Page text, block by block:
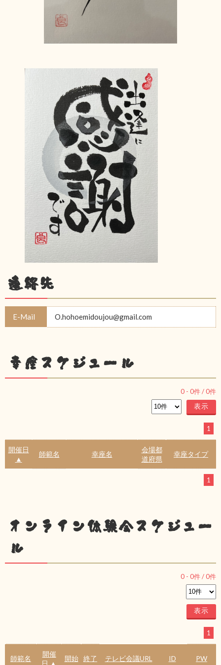
連絡先
E-Mail O.hohoemidoujou@gmail.com
幸座スケジュール
0 - 0件 /0件
1
開催日
▲
師範名 幸座名
会場都
道府県
幸座タイプ
1
オンライン体験会スケジュー
ル
0 - 0件 /0件
1
師範名
開催
開始 終了 テレビ会議URL ID PW